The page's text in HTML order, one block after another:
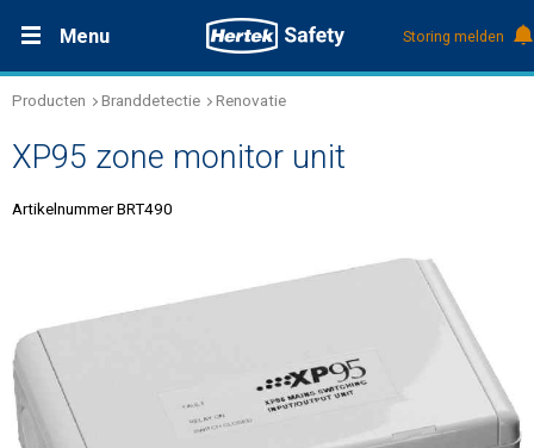
Menu
Oplossingen
Kennis
Over Hertek
Storing melden
Productdocumentatie (DMS)
+31 (0)495 584111
Producten Branddetectie Renovatie
XP95 zone monitor unit
Artikelnummer BRT490